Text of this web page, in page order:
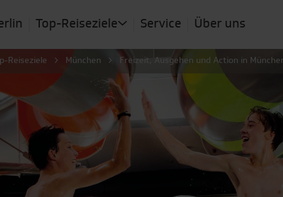
Top-Reiseziele Service Über uns
Reiseziele München Freizeit, Ausgehen und Action in